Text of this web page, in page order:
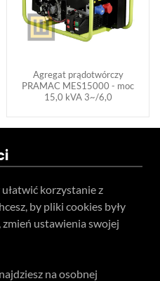
Agregat prądotwórczy
PRAMAC MES15000 - moc
15,0 kVA 3~/6,0
korzystanie z
by pliki cookies były
ustawienia swojej
na osobnej